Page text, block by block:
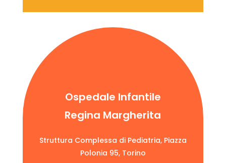
Ospedale Infantile
Regina Margherita
Struttura Complessa di Pediatria, Piazza
Polonia 95, Torino